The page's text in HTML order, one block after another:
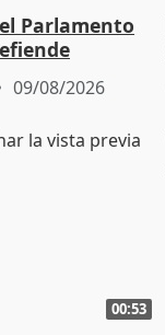
Parlamento
con Vox
09/08/2026
00:53